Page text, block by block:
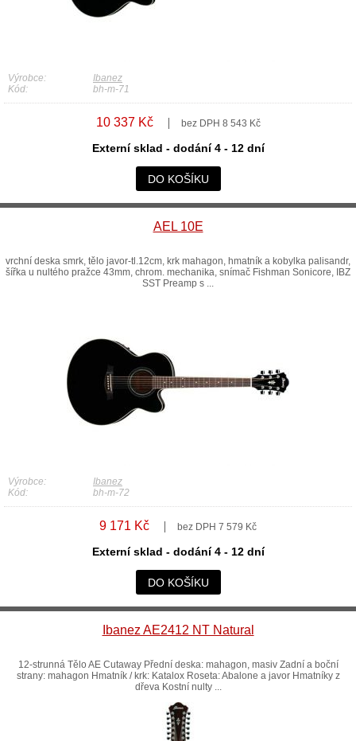
Výrobce:
Ibanez
Kód:
bh-m-71
10 337 Kč bez DPH 8 543 Kč
Externí sklad - dodání 4 - 12 dní
DO KOŠÍKU
AEL 10E
vrchní deska smrk, tělo javor-tl.12cm, krk mahagon, hmatník a kobylka palisandr,
šířka u nultého pražce 43mm, chrom. mechanika, snímač Fishman Sonicore, IBZ
SST Preamp s ...
Výrobce:
Ibanez
Kód:
bh-m-72
9 171 Kč bez DPH 7 579 Kč
Externí sklad - dodání 4 - 12 dní
DO KOŠÍKU
Ibanez AE2412 NT Natural
12-strunná Tělo AE Cutaway Přední deska: mahagon, masiv Zadní a boční
strany: mahagon Hmatník / krk: Katalox Roseta: Abalone a javor Hmatníky z
dřeva Kostní nulty ...